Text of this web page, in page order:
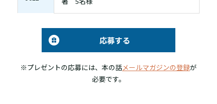
応募する
※プレゼントの応募には、本の話メールマガジンの登録が
必要です。